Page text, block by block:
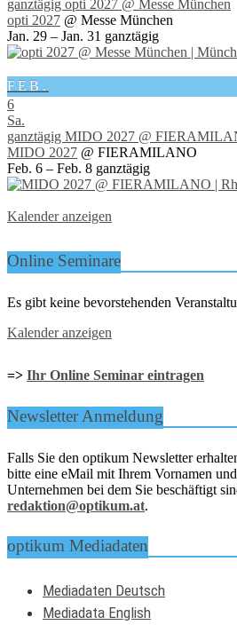
ganztägig opti 2027 @ Messe München
opti 2027 @ Messe München
Jan. 29 – Jan. 31 ganztägig
FEB.
6
Sa.
ganztägig MIDO 2027 @
MIDO 2027 @ FIERAMILANO
Feb. 6 – Feb. 8 ganztägig
Kalender anzeigen
Online Seminare
Es gibt keine bevorstehenden
Kalender anzeigen
=> Ihr Online Seminar eintragen
Newsletter Anmeldung
Falls Sie den optikum Newsletter
bitte eine eMail mit Ihrem Vornamen
Unternehmen bei dem Sie beschäftigt
redaktion@optikum.at.
optikum Mediadaten
Mediadaten Deutsch
Mediadata English